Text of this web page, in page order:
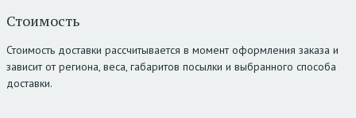
Стоимость
Стоимость доставки рассчитывается в момент оформления заказа и
зависит от региона, веса, габаритов посылки и выбранного способа
доставки.